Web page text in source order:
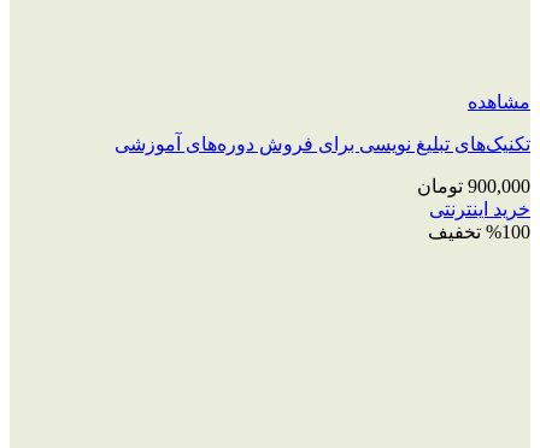
مشاهده
تکنیک‌های تبلیغ نویسی برای فروش دوره‌های آموزشی
900,000 تومان
خرید اینترنتی
%100 تخفیف